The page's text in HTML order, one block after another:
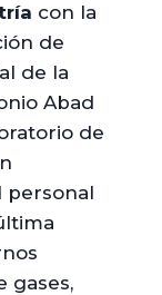
con la
de
de la
Abad
de
personal
gases,